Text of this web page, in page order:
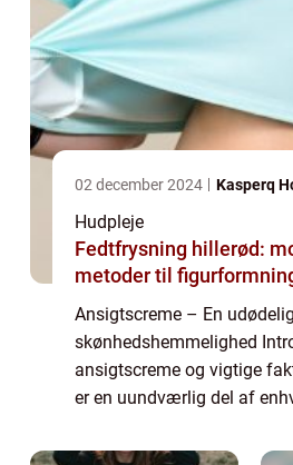
02 december 2024 Kasperq
Hudpleje
Fedtfrysning hillerød:
metoder til
Ansigtscreme – En udødelig
skønhedshemmelighed
ansigtscreme og vigtige
er en uundværlig del af
teenager med urenheder,